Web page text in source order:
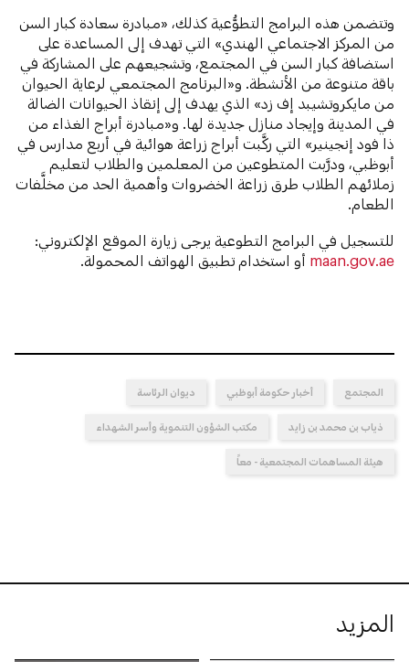
وتتضمن هذه البرامج التطوُّعية كذلك، «مبادرة سعادة كبار السن
من المركز الاجتماعي الهندي» التي تهدف إلى المساعدة على
استضافة كبار السن في المجتمع، وتشجيعهم على المشاركة في
باقة متنوعة من الأنشطة.​ و«البرنامج المجتمعي لرعاية الحيوان
من مايكروتشيبد إف زد» الذي يهدف إلى إنقاذ الحيوانات الضالة
في المدينة وإيجاد منازل جديدة لها. و«مبادرة أبراج الغذاء من
ذا فود إنجينير» التي ركَّبت أبراج زراعة هوائية في أربع مدارس في
أبوظبي، ودرَّبت المتطوعين من المعلمين والطلاب لتعليم
زملائهم الطلاب طرق زراعة الخضروات وأهمية الحد من مخلَّفات
الطعام.
للتسجيل في البرامج التطوعية يرجى زيارة الموقع الإلكتروني:
maan.gov.ae أو استخدام تطبيق الهواتف المحمولة.
المجتمع أخبار حكومة أبوظبي ديوان الرئاسة
ذياب بن محمد بن زايد مكتب الشؤون التنموية وأسر الشهداء
هيئة المساهمات المجتمعية - معاً
المزيد